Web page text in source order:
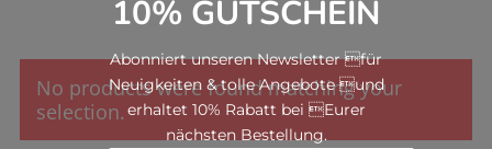
10% GUTSCHEIN
Abonniert unseren Newsletter für
Neuigkeiten & tolle Angebote und
erhaltet 10% Rabatt bei Eurer
nächsten Bestellung.
No products were found matching your
selection.